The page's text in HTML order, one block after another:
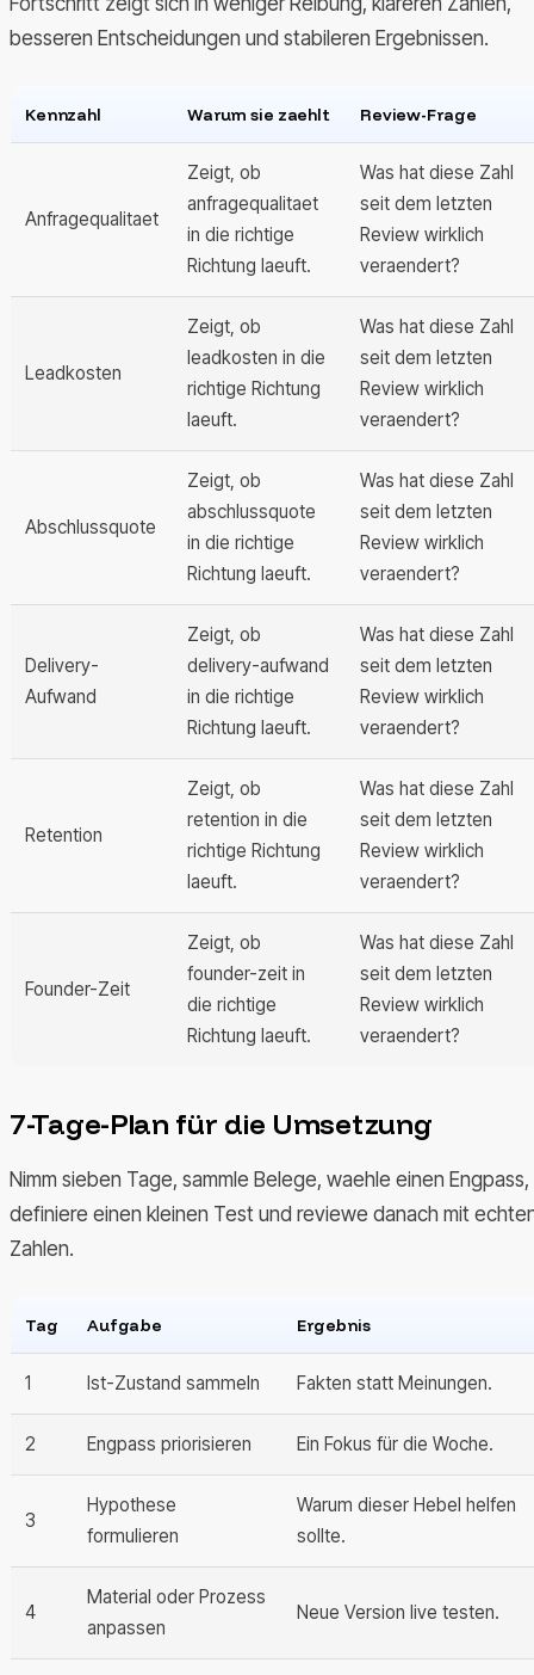
besseren Entscheidungen und stabileren Ergebnissen.
Kennzahl Warum sie zaehlt Review-Frage
Anfragequalitaet
Zeigt, ob
anfragequalitaet
in die richtige
Richtung laeuft.
Was hat diese Zahl
seit dem letzten
Review wirklich
veraendert?
Leadkosten
Zeigt, ob
leadkosten in die
richtige Richtung
laeuft.
Was hat diese Zahl
seit dem letzten
Review wirklich
veraendert?
Abschlussquote
Zeigt, ob
abschlussquote
in die richtige
Richtung laeuft.
Was hat diese Zahl
seit dem letzten
Review wirklich
veraendert?
Delivery-
Aufwand
Zeigt, ob
delivery-aufwand
in die richtige
Richtung laeuft.
Was hat diese Zahl
seit dem letzten
Review wirklich
veraendert?
Retention
Zeigt, ob
retention in die
richtige Richtung
laeuft.
Was hat diese Zahl
seit dem letzten
Review wirklich
veraendert?
Founder-Zeit
Zeigt, ob
founder-zeit in
die richtige
Richtung laeuft.
Was hat diese Zahl
seit dem letzten
Review wirklich
veraendert?
7-Tage-Plan für die Umsetzung
Nimm sieben Tage, sammle Belege, waehle einen Engpass,
definiere einen kleinen Test und reviewe danach mit
Zahlen.
Tag Aufgabe Ergebnis
1 Ist-Zustand sammeln Fakten statt Meinungen.
2 Engpass priorisieren Ein Fokus für die Woche.
3
Hypothese
formulieren
Warum dieser Hebel helfen
sollte.
4
Material oder Prozess
anpassen
Neue Version live testen.